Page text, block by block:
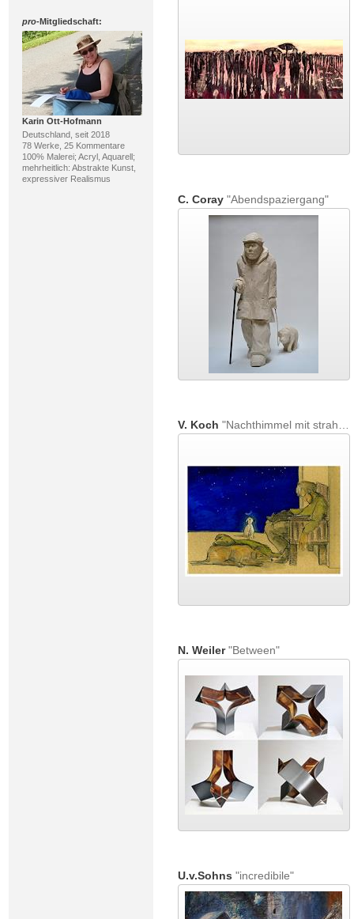
pro-Mitgliedschaft:
Karin Ott-Hofmann
Deutschland, seit 2018
78 Werke, 25 Kommentare
100% Malerei; Acryl, Aquarell;
mehrheitlich: Abstrakte Kunst,
expressiver Realismus
C. Coray"Abendspaziergang"
V. Koch "Nachthimmel mit strahlendem Hund"
N. Weiler"Between"
U.v.Sohns "incredibile"